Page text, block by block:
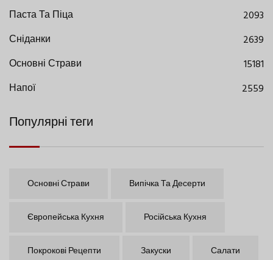
Паста Та Піца
2093
Сніданки
2639
Основні Страви
15181
Напої
2559
Популярні теги
Основні Страви Випічка Та Десерти
Європейська Кухня Російська Кухня
Покрокові Рецепти Закуски Салати